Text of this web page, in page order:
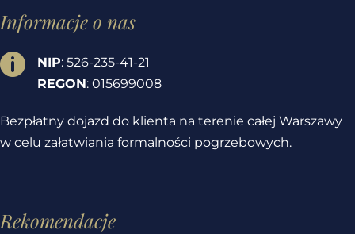
Informacje o nas

NIP: 526-235-41-21
REGON: 015699008
Bezpłatny dojazd do klienta na terenie całej Warszawy
w celu załatwiania formalności pogrzebowych.
Rekomendacje